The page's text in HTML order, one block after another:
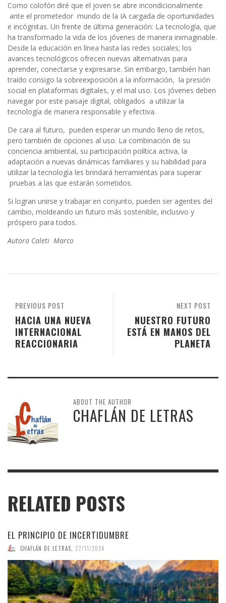
Como colofón diré que el joven se abre incondicionalmente
ante el prometedor mundo de la IA cargada de oportunidades
e incógnitas. Un frente de última generación: La tecnología, que
ha transformado la vida de los jóvenes de manera inimaginable.
Desde la educación en línea hasta las redes sociales; los
avances tecnológicos ofrecen nuevas alternativas para
aprender, conectarse y expresarse. Sin embargo, también han
traído consigo la sobreexposición a la información, la presión
social en plataformas digitales, y el mal uso. Los jóvenes deben
navegar por este paisaje digital, obligados a utilizar la
tecnología de manera responsable y efectiva.
De cara al futuro, pueden esperar un mundo lleno de retos,
pero también de opciones al uso. La combinación de su
conciencia ambiental, su participación política activa, la
adaptación a nuevas dinámicas familiares y su habilidad para
utilizar la tecnología les brindará herramientas para superar
pruebas a las que estarán sometidos.
Si logran unirse y trabajar en conjunto, pueden ser agentes del
cambio, moldeando un futuro más sostenible, inclusivo y
próspero para todos.
Autora Caleti Marco
NEXT POST
NUESTRO FUTURO
ESTÁ EN MANOS DEL
PLANETA
PREVIOUS POST
HACIA UNA NUEVA
INTERNACIONAL
REACCIONARIA
ABOUT THE AUTHOR
CHAFLÁN DE LETRAS
RELATED POSTS
EL PRINCIPIO DE INCERTIDUMBRE
CHAFLÁN DE LETRAS 27/11/2024